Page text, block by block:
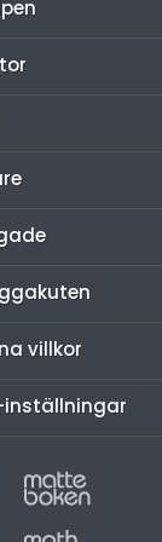
villkor
inställningar